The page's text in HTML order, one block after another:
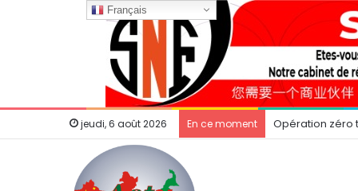
jeudi, 6 août 2026 En ce moment Opération zéro
Français